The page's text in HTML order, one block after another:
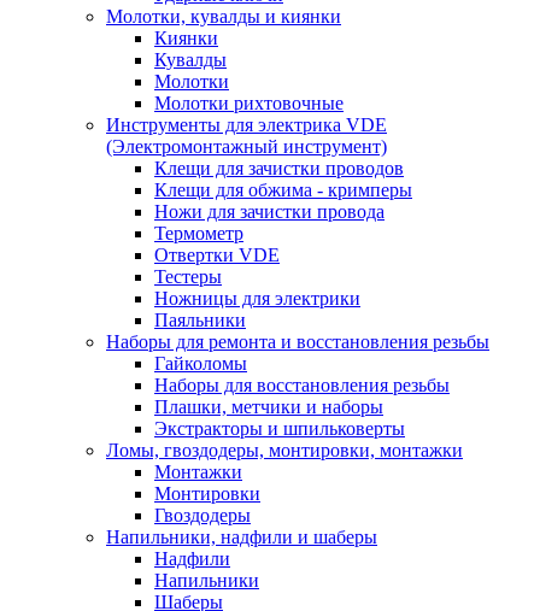
Молотки, кувалды и киянки
Киянки
Кувалды
Молотки
Молотки рихтовочные
Инструменты для электрика VDE
(Электромонтажный инструмент)
Клещи для зачистки проводов
Клещи для обжима - кримперы
Ножи для зачистки провода
Термометр
Отвертки VDE
Тестеры
Ножницы для электрики
Паяльники
Наборы для ремонта и восстановления резьбы
Гайколомы
Наборы для восстановления резьбы
Плашки, метчики и наборы
Экстракторы и шпильковерты
Ломы, гвоздодеры, монтировки, монтажки
Монтажки
Монтировки
Гвоздодеры
Напильники, надфили и шаберы
Надфили
Напильники
Шаберы